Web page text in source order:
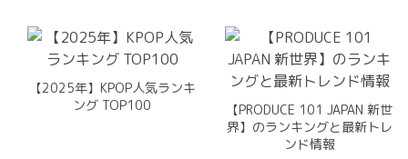
【2025年】KPOP人気ランキ
ング TOP100
【PRODUCE 101 JAPAN 新世
界】のランキングと最新トレ
ンド情報